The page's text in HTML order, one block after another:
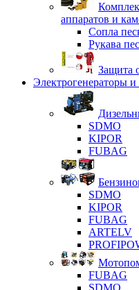
аппаратов и
Сопла
Рукава
Защита
Электрогенераторы
SDMO
KIPOR
FUBAG
SDMO
KIPOR
FUBAG
ARTELV
FUBAG